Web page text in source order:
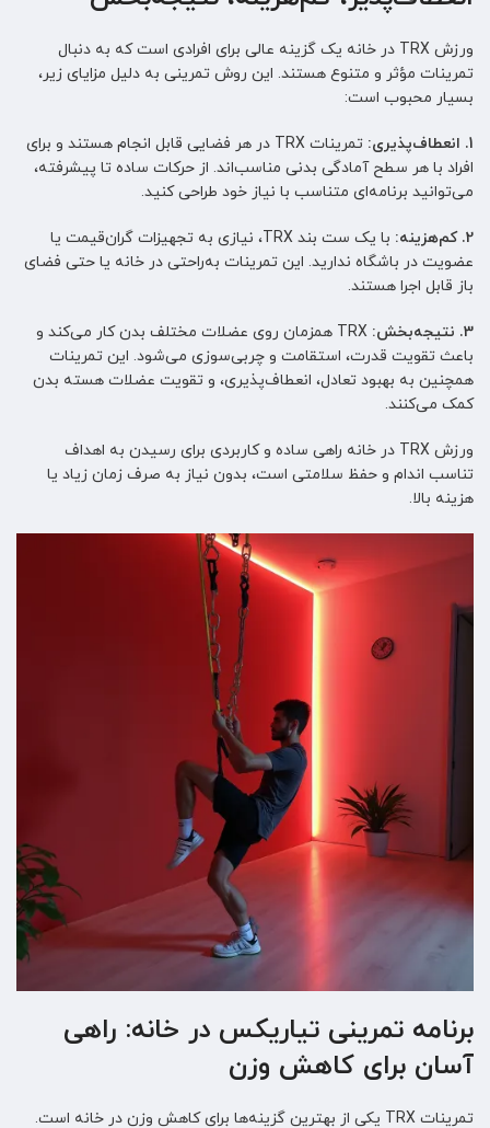
ورزش TRX در خانه یک گزینه عالی برای افرادی است که به دنبال
تمرینات مؤثر و متنوع هستند. این روش تمرینی به دلیل مزایای زیر،
بسیار محبوب است:
1. انعطاف‌پذیری:
تمرینات TRX در هر فضایی قابل انجام هستند و برای
افراد با هر سطح آمادگی بدنی مناسب‌اند. از حرکات ساده تا پیشرفته،
می‌توانید برنامه‌ای متناسب با نیاز خود طراحی کنید.
2. کم‌هزینه:
با یک ست بند TRX، نیازی به تجهیزات گران‌قیمت یا
عضویت در باشگاه ندارید. این تمرینات به‌راحتی در خانه یا حتی فضای
باز قابل اجرا هستند.
3. نتیجه‌بخش:
TRX همزمان روی عضلات مختلف بدن کار می‌کند و
باعث تقویت قدرت، استقامت و چربی‌سوزی می‌شود. این تمرینات
همچنین به بهبود تعادل، انعطاف‌پذیری، و تقویت عضلات هسته بدن
کمک می‌کنند.
ورزش TRX در خانه راهی ساده و کاربردی برای رسیدن به اهداف
تناسب اندام و حفظ سلامتی است، بدون نیاز به صرف زمان زیاد یا
هزینه بالا.
برنامه تمرینی تیاریکس در خانه: راهی
آسان برای کاهش وزن
تمرینات TRX یکی از بهترین گزینه‌ها برای کاهش وزن در خانه است.